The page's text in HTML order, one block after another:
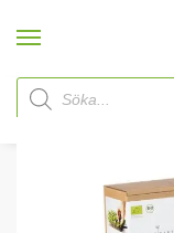
Start Microgreen Shop